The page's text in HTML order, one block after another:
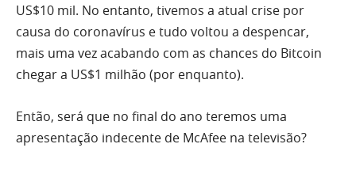
US$10 mil. No entanto, tivemos a atual crise por
causa do coronavírus e tudo voltou a despencar,
mais uma vez acabando com as chances do Bitcoin
chegar a US$1 milhão (por enquanto).
Então, será que no final do ano teremos uma
apresentação indecente de McAfee na televisão?